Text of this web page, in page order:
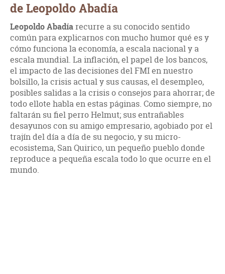
de Leopoldo Abadía
Leopoldo Abadíarecurre a su conocido sentido
común para explicarnos con mucho humor qué es y
cómo funciona la economía, a escala nacional y a
escala mundial. La inflación, el papel de los bancos,
el impacto de las decisiones del FMI en nuestro
bolsillo, la crisis actual y sus causas, el desempleo,
posibles salidas a la crisis o consejos para ahorrar; de
todo ellote habla en estas páginas. Como siempre, no
faltarán su fiel perro Helmut; sus entrañables
desayunos con su amigo empresario, agobiado por el
trajín del día a día de su negocio, y su micro-
ecosistema, San Quirico, un pequeño pueblo donde
reproduce a pequeña escala todo lo que ocurre en el
mundo.